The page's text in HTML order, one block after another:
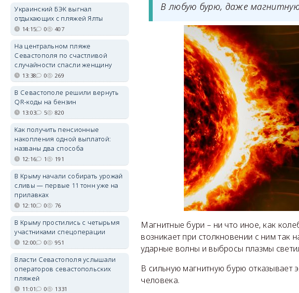
В любую бурю, даже
Магнитные бури – ни что иное, как
возникает при столкновении с ним
ударные волны и выбросы плазмы
В сильную магнитную бурю отказывает
человека.
Украинский БЭК выгнал
отдыхающих с пляжей Ялты
14:15 0 407
На центральном пляже
Севастополя по счастливой
случайности спасли женщину
13:38 0 269
В Севастополе решили вернуть
QR-коды на бензин
13:03 5 820
Как получить пенсионные
накопления одной выплатой:
названы два способа
12:16 1 191
В Крыму начали собирать урожай
сливы — первые 11 тонн уже на
прилавках
12:10 0 76
В Крыму простились с четырьмя
участниками спецоперации
12:00 0 951
Власти Севастополя услышали
операторов севастопольских
пляжей
11:01 0 1331